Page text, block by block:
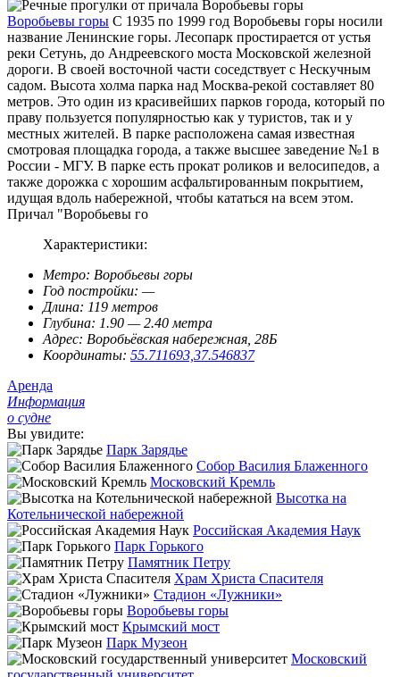
Воробьевы горы С 1935 по 1999 год Воробьевы горы носили
название Ленинские горы. Лесопарк простирается от устья
реки Сетунь, до Андреевского моста Московской железной
дороги. В своей восточной части соседствует с Нескучным
садом. Высота холма парка над Москва-рекой составляет 80
метров. Это один из красивейших парков города, который по
праву пользуется популярностью как у туристов, так и у
местных жителей. В парке расположена самая известная
смотровая площадка города, а также высшее заведение №1 в
России - МГУ. В парке есть прокат роликов и велосипедов, а
также дорожка с хорошим асфальтированным покрытием,
идущая вдоль набережной, чтобы кататься на всем этом.
Причал "Воробьевы го
Характеристики:
Метро: Воробьевы горы
Год постройки: —
Длина: 119 метров
Глубина: 1.90 — 2.40 метра
Адрес: Воробьёвская набережная, 28Б
Координаты: 55.711693,37.546837
Аренда
Информация
о судне
Вы увидите:
Парк Зарядье
Собор Василия Блаженного
Московский Кремль
Высотка на
Котельнической набережной
Российская Академия Наук
Парк Горького
Памятник Петру
Храм Христа Спасителя
Стадион «Лужники»
Воробьевы горы
Крымский мост
Парк Музеон
Московский